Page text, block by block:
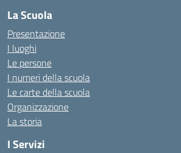
La Scuola
Presentazione
I luoghi
Le persone
I numeri della scuola
Le carte della scuola
Organizzazione
La storia
I Servizi